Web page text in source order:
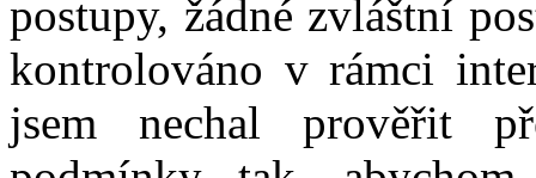
postupy, žádné zvláštní
kontrolováno v rámci
jsem nechal prověřit